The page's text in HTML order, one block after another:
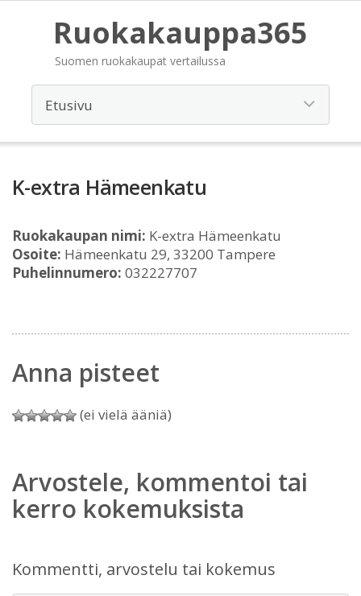
Ruokakauppa365
Suomen ruokakaupat vertailussa
K-extra Hämeenkatu
Ruokakaupan nimi: K-extra Hämeenkatu
Osoite: Hämeenkatu 29, 33200 Tampere
Puhelinnumero: 032227707
Anna pisteet
(ei vielä ääniä)
Arvostele, kommentoi tai
kerro kokemuksista
Kommentti, arvostelu tai kokemus